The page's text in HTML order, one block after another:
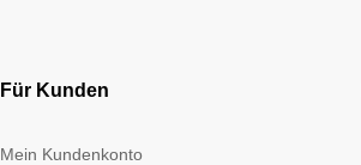
Für Kunden
Mein Kundenkonto